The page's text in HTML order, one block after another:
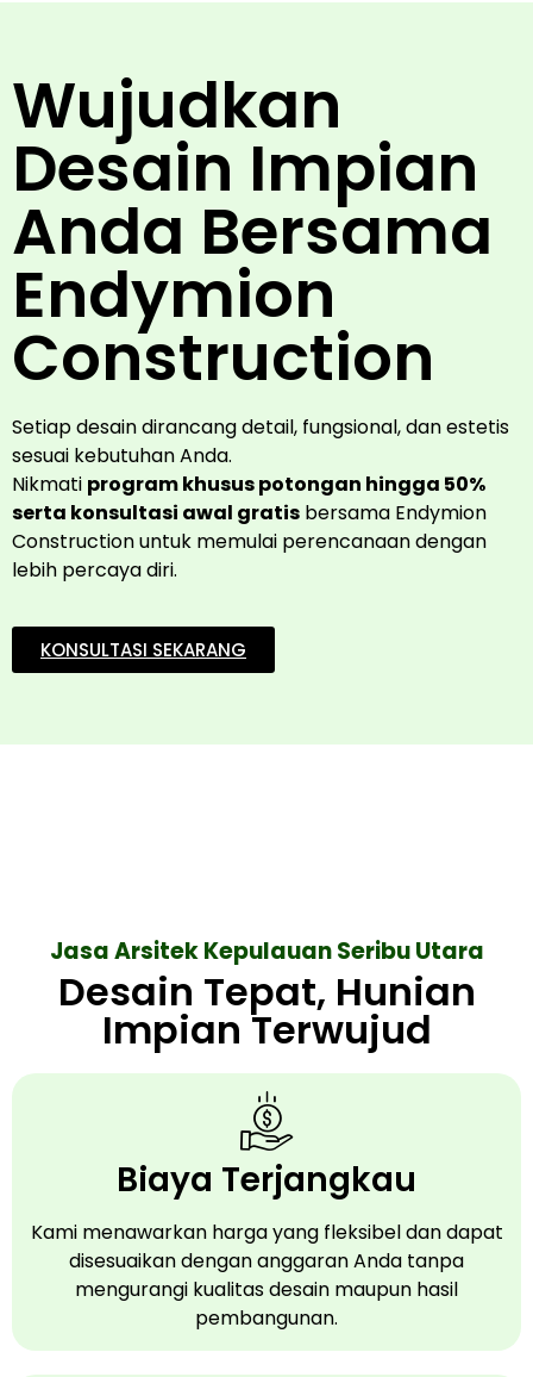
Wujudkan
Desain Impian
Anda Bersama
Endymion
Construction
Setiap desain dirancang detail, fungsional, dan estetis
sesuai kebutuhan Anda.
Nikmati program khusus potongan hingga 50%
serta konsultasi awal gratis bersama Endymion
Construction untuk memulai perencanaan dengan
lebih percaya diri.
KONSULTASI SEKARANG
Jasa Arsitek Kepulauan Seribu Utara
Desain Tepat, Hunian
Impian Terwujud​
Biaya Terjangkau
Kami menawarkan harga yang fleksibel dan dapat
disesuaikan dengan anggaran Anda tanpa
mengurangi kualitas desain maupun hasil
pembangunan.